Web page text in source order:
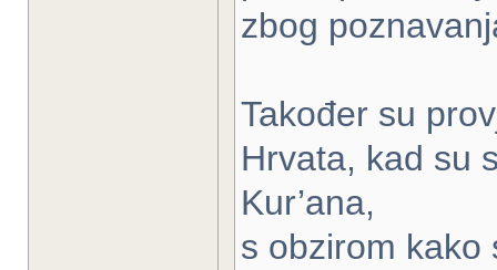
zbog
Također su
Hrvata, kad su
Kur’ana,
s obzirom kako